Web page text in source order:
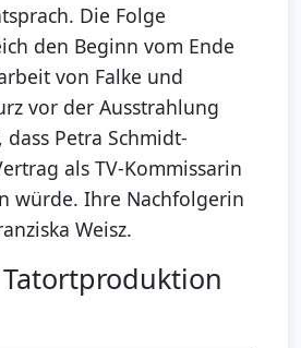
Die Folge
den Beginn vom Ende
von Falke und
vor der Ausstrahlung
Petra Schmidt-
als TV-Kommissarin
würde. Ihre Nachfolgerin
Weisz.